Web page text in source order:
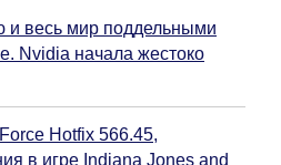
и весь мир поддельными
Nvidia начала жестоко
Hotfix 566.45,
в игре Indiana Jones and